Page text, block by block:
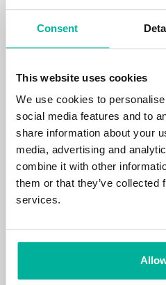
Consent
This website uses cookies
We use cookies to
social media features and to
share information about your
media, advertising and
combine it with other
them or that they’ve collected
services.
Vi skyddar din personliga data och
störningar i dina tjänster med de
verktyg marknaden har att
hackerattacker, botnet och
skalbarhet och stabilitet med